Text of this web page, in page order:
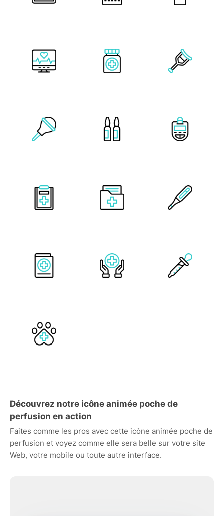
Découvrez notre icône animée poche de
perfusion en action
Faites comme les pros avec cette icône animée poche de
perfusion et voyez comme elle sera belle sur votre site
Web, votre mobile ou toute autre interface.